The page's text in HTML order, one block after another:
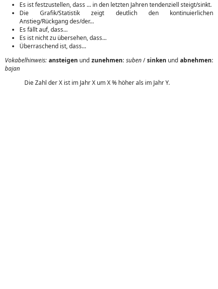
Es ist festzustellen, dass ... in den letzten Jahren tendenziell steigt/sinkt.
Die Grafik/Statistik zeigt deutlich den kontinuierlichen
Anstieg/Rückgang des/der...
Es fällt auf, dass...
Es ist nicht zu übersehen, dass...
Überraschend ist, dass...
Vokabelhinweis: ansteigen und zunehmen: suben/sinken und abnehmen:
bajan
Die Zahl der X ist im Jahr X um X % höher als im Jahr Y.